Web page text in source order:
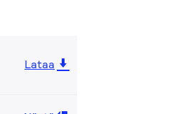
Lataa